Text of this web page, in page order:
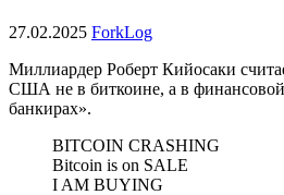
27.02.2025 ForkLog
Миллиардер Роберт Кийосаки
США не в биткоине, а в
банкирах».
BITCOIN CRASHING
Bitcoin is on SALE
I AM BUYING